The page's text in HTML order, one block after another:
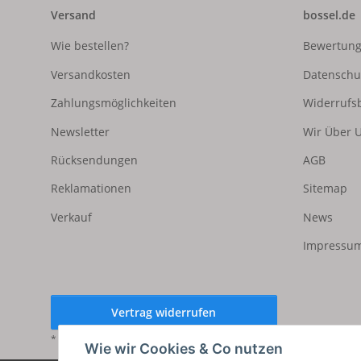
Wie wir Cookies & Co nutzen
Versand
Wie bestellen?
Versandkosten
Zahlungsmöglichkeiten
Newsletter
Rücksendungen
Reklamationen
Verkauf
bossel.de
Wir Über
AGB
Sitemap
News
Vertrag widerrufen
* Alle Preise inkl. gesetzlicher USt., zzgl.